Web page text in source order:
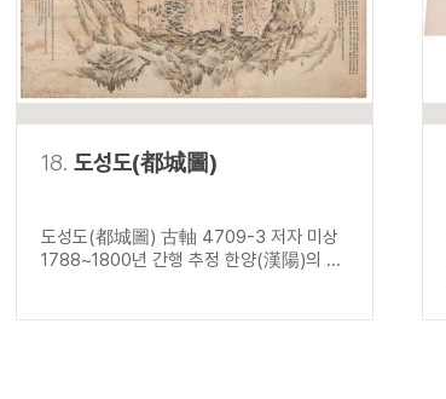
18. 도성도(都城圖)
도성도(都城圖) 古軸 4709-3 저자 미상
1788~1800년 간행 추정 한양(漢陽)의 ...